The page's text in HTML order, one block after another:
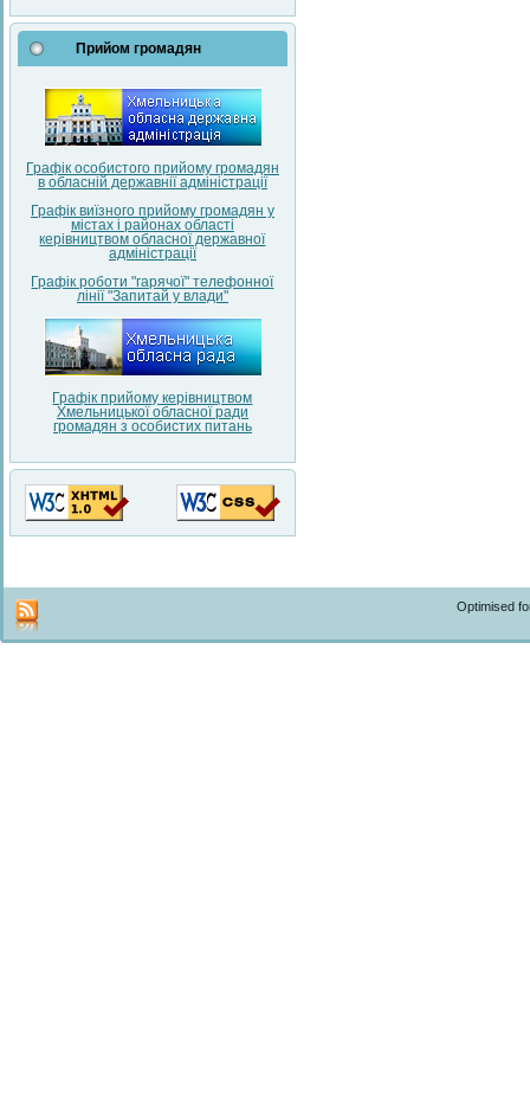
Прийом громадян
Графік особистого прийому громадян
в обласній державнії адміністрації
Графік виїзного прийому громадян у
містах і районах області
керівництвом обласної державної
адміністрації
Графік роботи "гарячої" телефонної
лінії "Запитай у влади"
Графік прийому керівництвом
Хмельницької обласної ради
громадян з особистих питань
Optimised